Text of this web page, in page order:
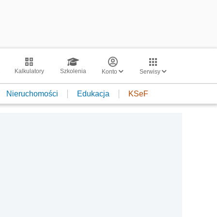
Kalkulatory Szkolenia Konto Serwisy
Nieruchomości Edukacja KSeF